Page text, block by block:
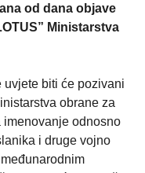
od dana objave
Ministarstva
biti će pozivani
obrane za
odnosno
i druge vojno